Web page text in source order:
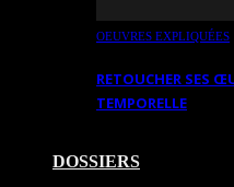
OEUVRES EXPLIQUÉES
RETOUCHER SES
TEMPORELLE
DOSSIERS